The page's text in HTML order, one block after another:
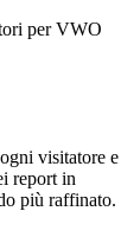
per VWO
visitatore e
report in
più raffinato.